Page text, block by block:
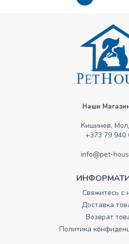
Наши
Кишинев,
+373 79 940
info@pet-
Свяжитесь с
Доставка
Возврат
Политика